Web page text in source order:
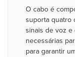
O cabo é
suporta quatro
sinais de voz e
necessárias
para garantir